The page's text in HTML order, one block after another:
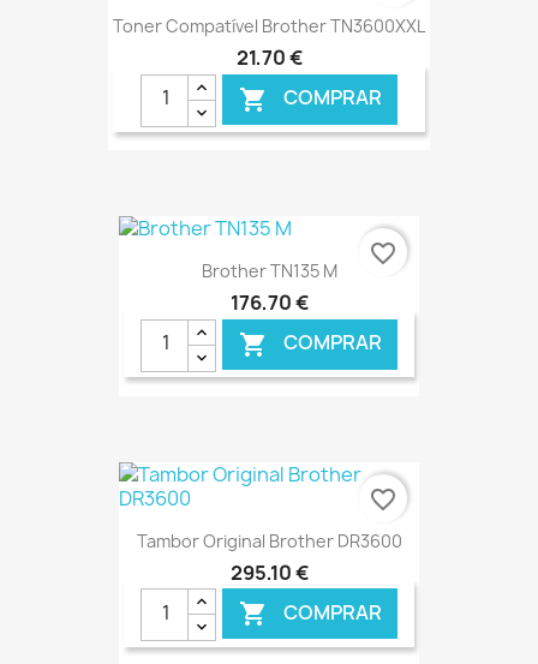
Toner Compatível Brother TN3600XXL
21,70 €
 COMPRAR
Brother TN135 M
176,70 €
 COMPRAR
€ ONLINE
favorite_border
Tambor Original Brother DR3600
295,10 €
 COMPRAR
favorite_border